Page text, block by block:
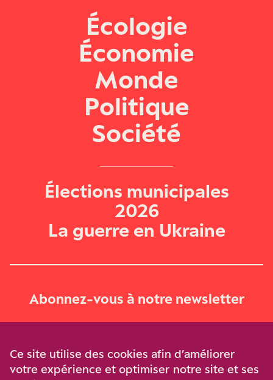
Écologie
Économie
Monde
Politique
Société
Élections municipales
2026
La guerre en Ukraine
Abonnez-vous à notre newsletter
Ce site utilise des cookies afin d’améliorer
votre expérience et optimiser notre site et ses